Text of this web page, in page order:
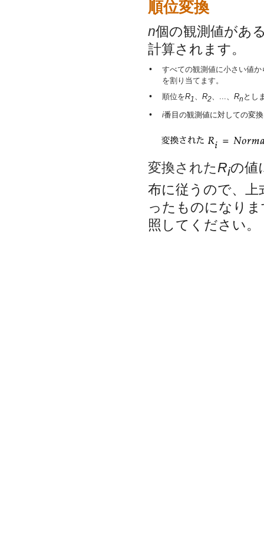
順位変換
n個の観測値があ
計算されます。
•
すべての観測値に小さい値
を割り当てます。
• 順位をR1 R2 Rn とし
• i番目の観測値に対しての変
変換されたRiの値
布に従うので、上
ったものになり
照してください。